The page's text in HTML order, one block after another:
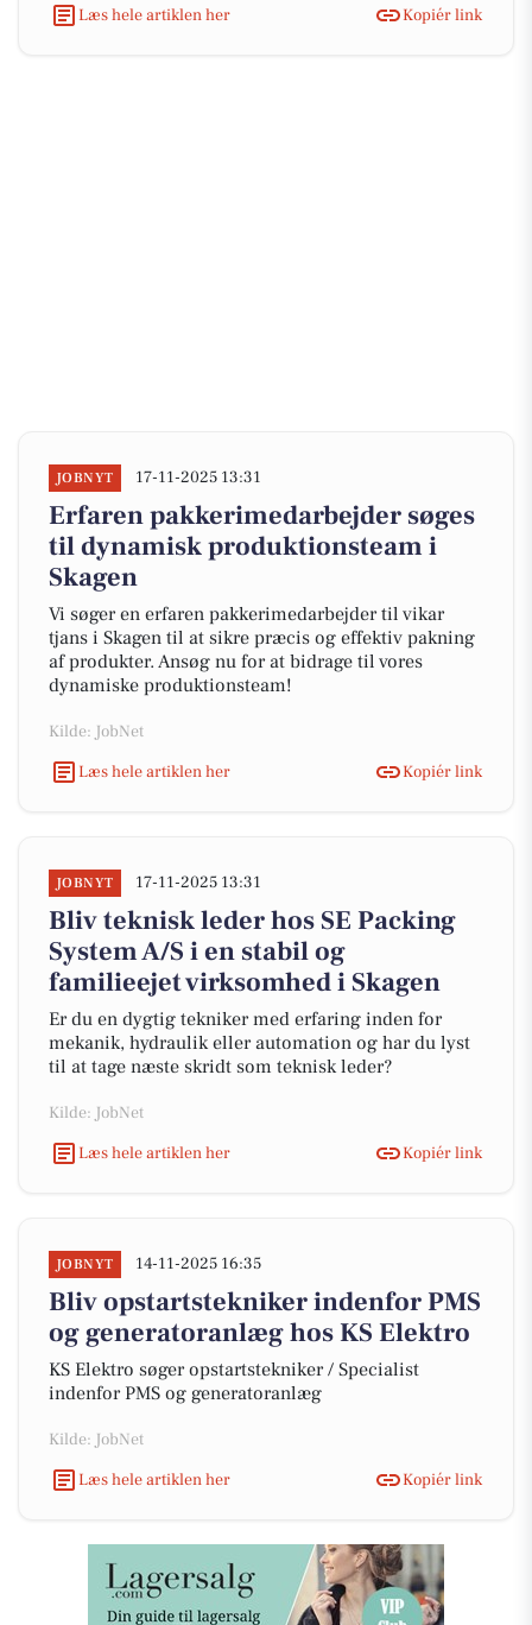
Læs hele artiklen her Kopiér link
JOBNYT 17-11-2025 13:31
Erfaren pakkerimedarbejder søges
til dynamisk produktionsteam i
Skagen
Vi søger en erfaren pakkerimedarbejder til vikar
tjans i Skagen til at sikre præcis og effektiv pakning
af produkter. Ansøg nu for at bidrage til vores
dynamiske produktionsteam!
Kilde: JobNet
Læs hele artiklen her
Kopiér link
JOBNYT 17-11-2025 13:31
Bliv teknisk leder hos SE Packing
System A/S i en stabil og
familieejet virksomhed i Skagen
Er du en dygtig tekniker med erfaring inden for
mekanik, hydraulik eller automation og har du lyst
til at tage næste skridt som teknisk leder?
Kilde: JobNet
Læs hele artiklen her
Kopiér link
JOBNYT 14-11-2025 16:35
Bliv opstartstekniker indenfor PMS
og generatoranlæg hos KS Elektro
KS Elektro søger opstartstekniker / Specialist
indenfor PMS og generatoranlæg
Kilde: JobNet
Læs hele artiklen her
Kopiér link